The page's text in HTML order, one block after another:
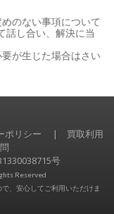
のない事項について
話し合い、解決に当
が生じた場合はさい
ポリシー | 買取利用
号
Reserved
、安心してご利用いただけま